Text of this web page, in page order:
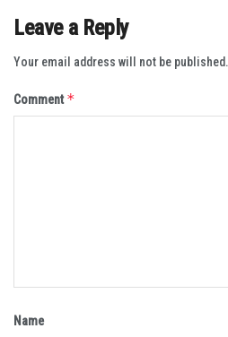
Leave a Reply
Your email address will not be published.
Comment*
Name